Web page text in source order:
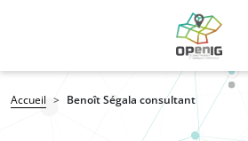
Fil d'Ariane
Accueil Benoît Ségala consultant